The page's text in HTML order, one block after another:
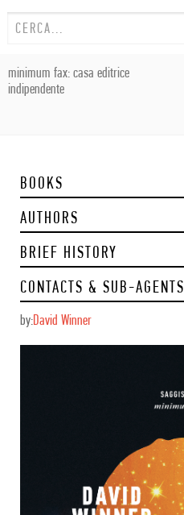
minimum fax: casa editrice
indipendente
BOOKS
AUTHORS
BRIEF HISTORY
CONTACTS & SUB-AGENTS
by:David Winner